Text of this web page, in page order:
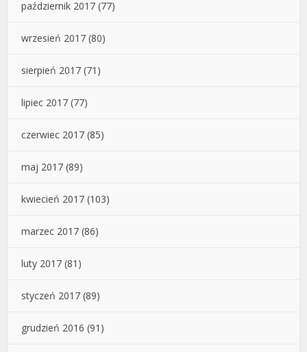
październik 2017 (77)
wrzesień 2017 (80)
sierpień 2017 (71)
lipiec 2017 (77)
czerwiec 2017 (85)
maj 2017 (89)
kwiecień 2017 (103)
marzec 2017 (86)
luty 2017 (81)
styczeń 2017 (89)
grudzień 2016 (91)